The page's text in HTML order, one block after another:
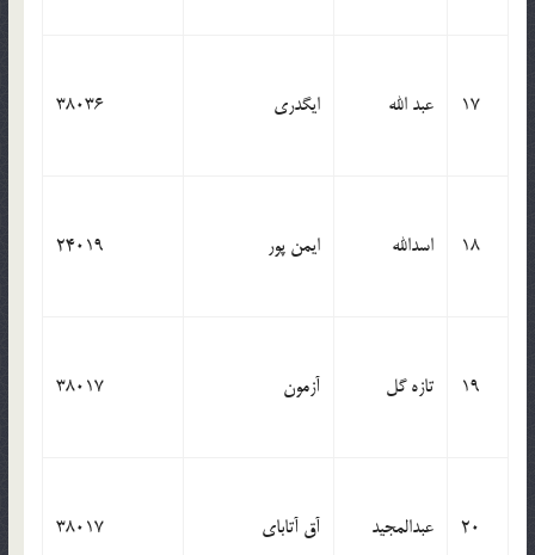
17 عبد الله ایگدری 38036
18 اسدالله ایمن پور 24019
19 تازه گل آزمون 38017
20 عبدالمجید آق آتابای 38017